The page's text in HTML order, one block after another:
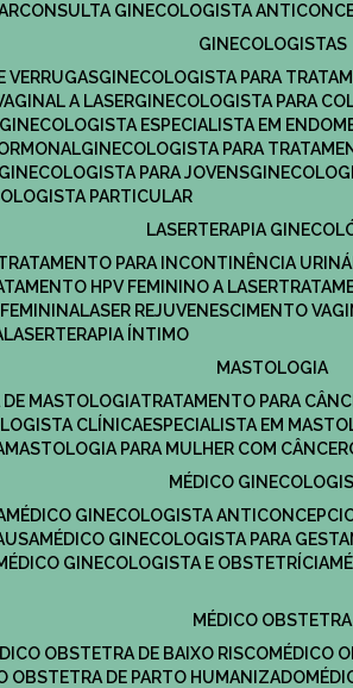
CONSULTA GINECOLOGISTA
GINECOLOGISTAS
VERRUGAS
GINECOLOGISTA PARA
A LASER
GINECOLOGISTA PARA
GINECOLOGISTA ESPECIALISTA EM
GINECOLOGISTA PARA
GINECOLOGISTA PARA JOVENS
PARTICULAR
LASERTERAPIA
TRATAMENTO PARA INCONTINÊNCIA
HPV FEMININO A LASER
LASER REJUVENESCIMENTO
LASERTERAPIA ÍNTIMO
MASTOLOGIA
DE MASTOLOGIA TRATAMENTO PARA
CLÍNICA ESPECIALISTA EM
MASTOLOGIA PARA MULHER COM CÂNCER
MÉDICO
MÉDICO GINECOLOGISTA
MÉDICO GINECOLOGISTA PARA
MÉDICO GINECOLOGISTA E OBSTETRÍCIA
MÉDICO OBSTETRA
OBSTETRA DE BAIXO RISCO
MÉDICO
OBSTETRA DE PARTO HUMANIZADO